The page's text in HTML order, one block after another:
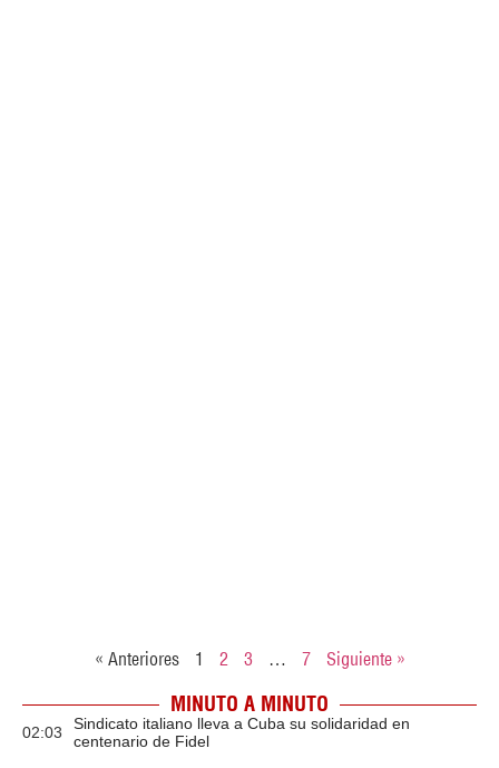
« Anteriores 1 2 3 … 7 Siguiente »
MINUTO A MINUTO
02:03
Sindicato italiano lleva a Cuba su solidaridad en
centenario de Fidel